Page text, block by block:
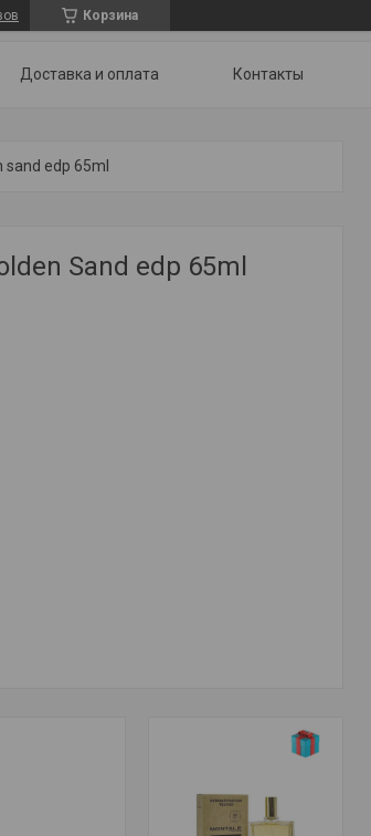
Корзина
Доставка и оплата Контакты
edp 65ml
Sand edp 65ml